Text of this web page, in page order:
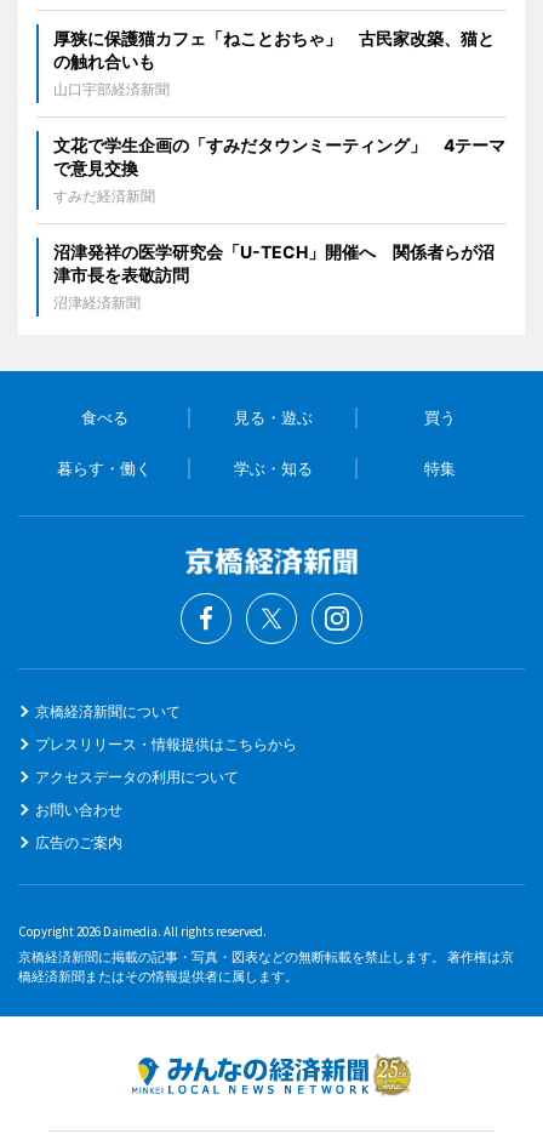
厚狭に保護猫カフェ「ねことおちゃ」 古民家改築、猫と
の触れ合いも
山口宇部経済新聞
文花で学生企画の「すみだタウンミーティング」 4テーマ
で意見交換
すみだ経済新聞
沼津発祥の医学研究会「U-TECH」開催へ 関係者らが沼
津市長を表敬訪問
沼津経済新聞
食べる 見る・遊ぶ 買う
暮らす・働く 学ぶ・知る 特集
京橋経済新聞について
プレスリリース・情報提供はこちらから
アクセスデータの利用について
お問い合わせ
広告のご案内
Copyright 2026 Daimedia. All rights reserved.
京橋経済新聞に掲載の記事・写真・図表などの無断転載を禁止します。 著作権は京
橋経済新聞またはその情報提供者に属します。